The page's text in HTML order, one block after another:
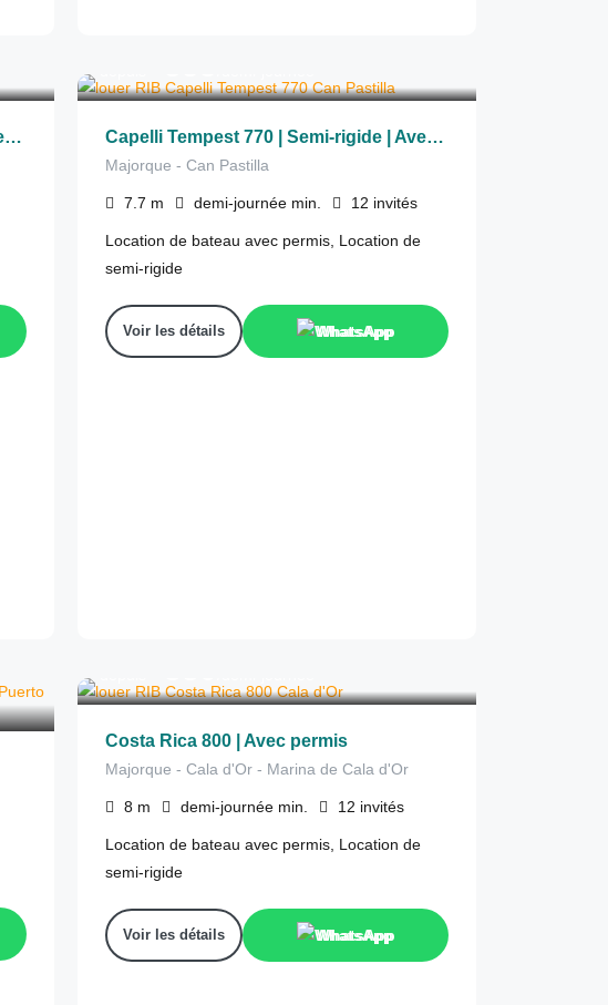
Capelli Tempest 775 | Semi-rigide | Avec permis Capelli Tempest 770 | Semi-rigide | Avec permis
Majorque - Can Pastilla
7.7 m demi-journée min. 12 invités
Location de bateau avec permis, Location de
semi-rigide
Voir les détails WhatsApp
Costa Rica 800 | Avec permis
Majorque - Cala d'Or - Marina de Cala d'Or
8 m demi-journée min. 12 invités
Location de bateau avec permis, Location de
semi-rigide
Voir les détails WhatsApp